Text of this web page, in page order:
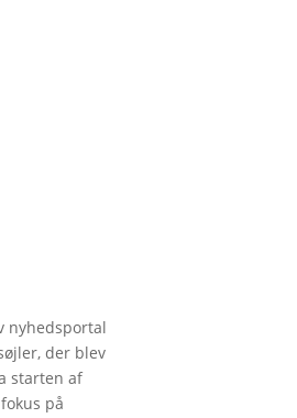
nyhedsportal
der blev
starten af
på